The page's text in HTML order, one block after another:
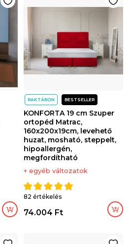
RAKTÁRON BESTSELLER
KONFORTA 19 cm Szuper
ortopéd Matrac,
160x200x19cm, levehető
huzat, mosható, steppelt,
hipoallergén,
megfordítható
+ egyéb változatok
82 értékelés
74.004 Ft